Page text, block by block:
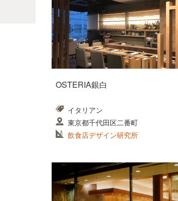
OSTERIA銀白
イタリアン
東京都千代田区二番町
飲食店デザイン研究所